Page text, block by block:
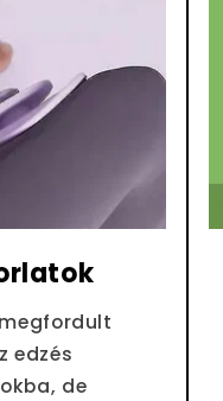
edzés
de